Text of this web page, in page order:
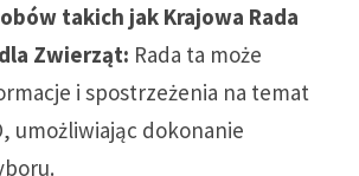
takich jak Krajowa Rada
Zwierząt: Rada ta może
i spostrzeżenia na temat
umożliwiając dokonanie